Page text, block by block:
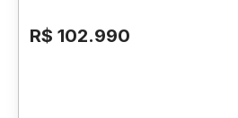
R$ 102.990